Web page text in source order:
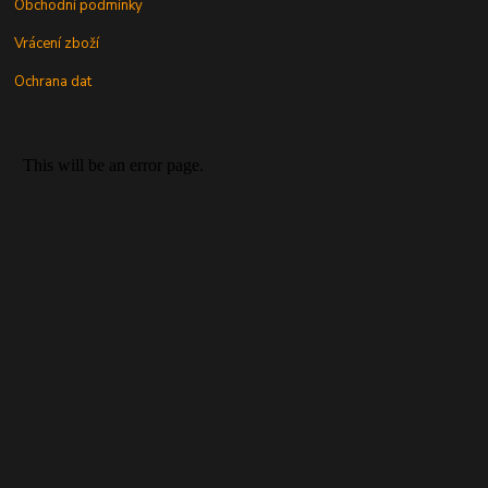
Obchodní podmínky
Vrácení zboží
Ochrana dat